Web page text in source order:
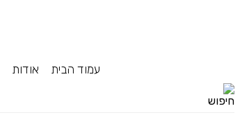
עמוד הבית אודות